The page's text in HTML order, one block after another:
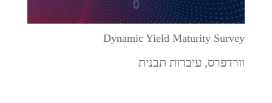
Dynamic Yield Maturity Survey
וורדפרס, עיברות תבנית